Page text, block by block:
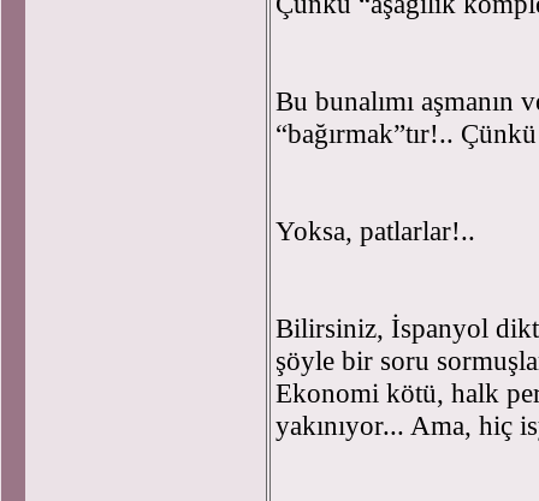
Bu bunalımı
“bağırmak”tır!..
Yoksa, patlarlar!..
Bilirsiniz, İspanyol
şöyle bir soru
Ekonomi kötü, halk
yakınıyor... Ama, hiç